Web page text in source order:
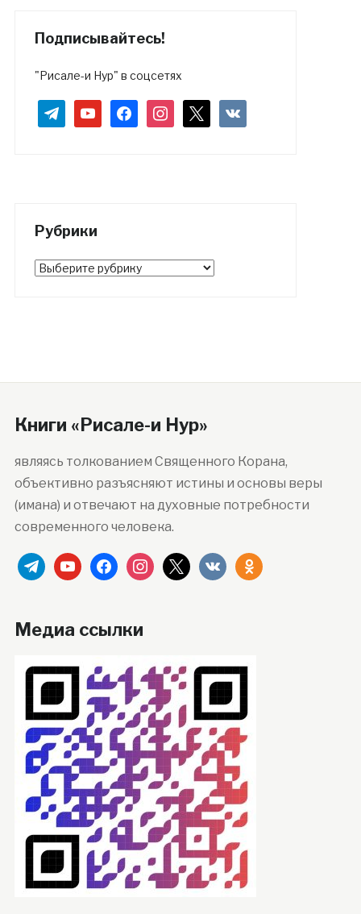
Подписывайтесь!
"Рисале-и Нур" в соцсетях
telegramyoutubefacebookinstagram vkontakte
Рубрики
Рубрики
Книги «Рисале-и Нур»
являясь толкованием Священного Корана,
объективно разъясняют истины и основы веры
(имана) и отвечают на духовные потребности
современного человека.
telegramyoutubefacebookinstagram
x vkontakteodnoklassniki
Медиа ссылки